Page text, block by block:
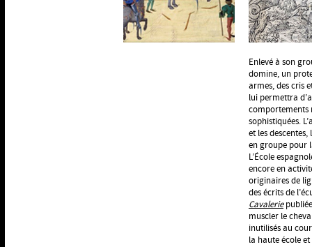
Enlevé à son
domine, un
armes, des cris
lui permettra
comportements
sophistiquées.
et les
en groupe pour
L’École
encore en
originaires de
des écrits de
Cavalerie
muscler le
inutilisés au
la haute école